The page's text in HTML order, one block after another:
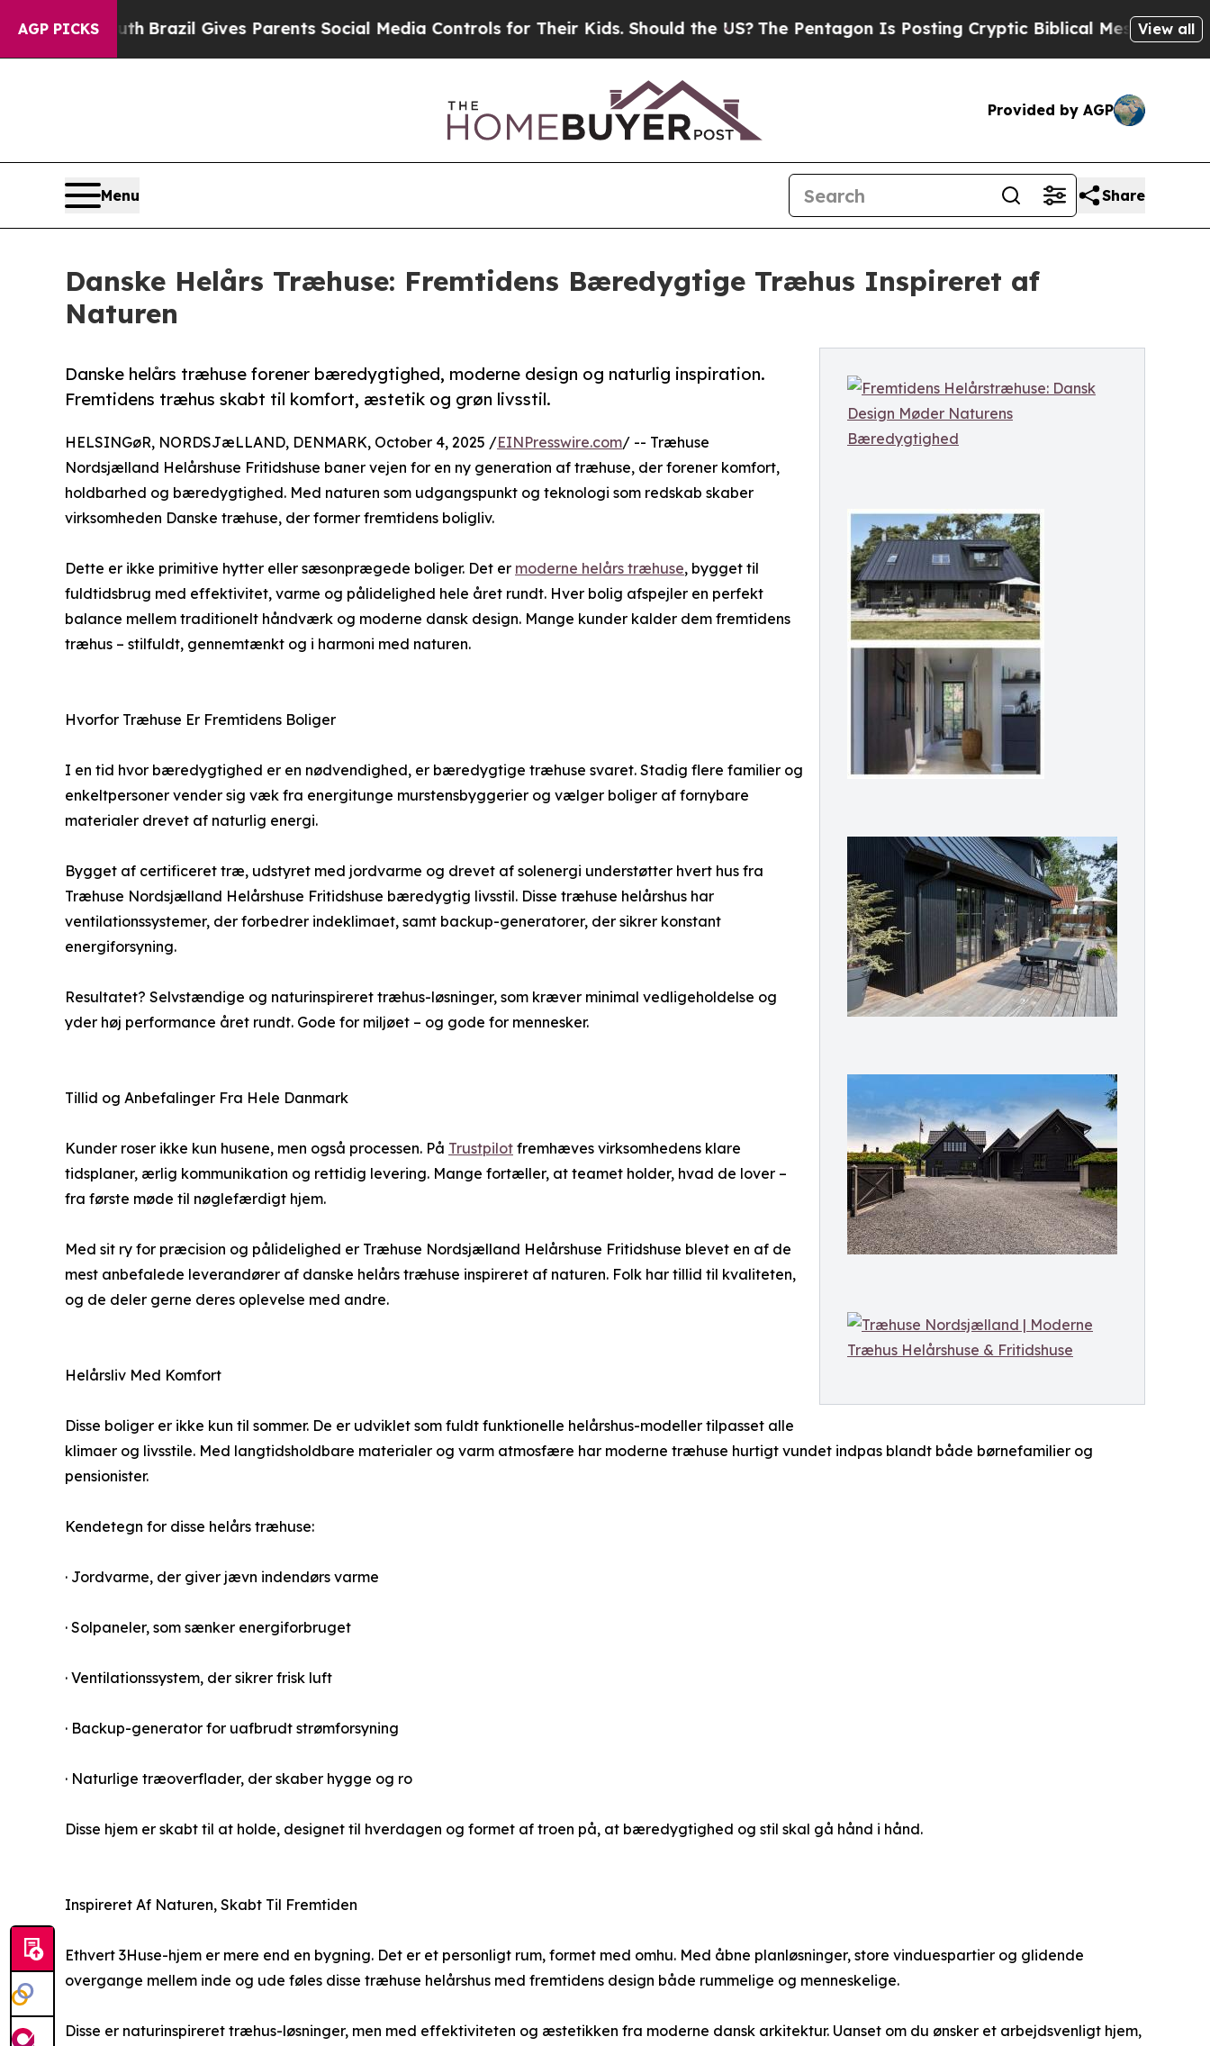
AGP PICKS
Brazil Gives Parents Social Media Controls for Their Kids. Should the US?The Pentagon Is Posting Cryptic Biblical Messages on Social Media
View all
Provided by AGP
Menu Share
Danske Helårs Træhuse: Fremtidens Bæredygtige Træhus Inspireret af
Naturen
Danske helårs træhuse forener bæredygtighed, moderne design og naturlig inspiration.
Fremtidens træhus skabt til komfort, æstetik og grøn livsstil.
HELSINGøR, NORDSJæLLAND, DENMARK, October 4, 2025 /EINPresswire.com/ -- Træhuse
Nordsjælland Helårshuse Fritidshuse baner vejen for en ny generation af træhuse, der forener komfort,
holdbarhed og bæredygtighed. Med naturen som udgangspunkt og teknologi som redskab skaber
virksomheden Danske træhuse, der former fremtidens boligliv.
Dette er ikke primitive hytter eller sæsonprægede boliger. Det er moderne helårs træhuse, bygget til
fuldtidsbrug med effektivitet, varme og pålidelighed hele året rundt. Hver bolig afspejler en perfekt
balance mellem traditionelt håndværk og moderne dansk design. Mange kunder kalder dem fremtidens
træhus – stilfuldt, gennemtænkt og i harmoni med naturen.
Hvorfor Træhuse Er Fremtidens Boliger
I en tid hvor bæredygtighed er en nødvendighed, er bæredygtige træhuse svaret. Stadig flere familier og
enkeltpersoner vender sig væk fra energitunge murstensbyggerier og vælger boliger af fornybare
materialer drevet af naturlig energi.
Bygget af certificeret træ, udstyret med jordvarme og drevet af solenergi understøtter hvert hus fra
Træhuse Nordsjælland Helårshuse Fritidshuse bæredygtig livsstil. Disse træhuse helårshus har
ventilationssystemer, der forbedrer indeklimaet, samt backup-generatorer, der sikrer konstant
energiforsyning.
Resultatet? Selvstændige og naturinspireret træhus-løsninger, som kræver minimal vedligeholdelse og
yder høj performance året rundt. Gode for miljøet – og gode for mennesker.
Tillid og Anbefalinger Fra Hele Danmark
Kunder roser ikke kun husene, men også processen. På Trustpilot fremhæves virksomhedens klare
tidsplaner, ærlig kommunikation og rettidig levering. Mange fortæller, at teamet holder, hvad de lover –
fra første møde til nøglefærdigt hjem.
Med sit ry for præcision og pålidelighed er Træhuse Nordsjælland Helårshuse Fritidshuse blevet en af de
mest anbefalede leverandører af danske helårs træhuse inspireret af naturen. Folk har tillid til kvaliteten,
og de deler gerne deres oplevelse med andre.
Helårsliv Med Komfort
Disse boliger er ikke kun til sommer. De er udviklet som fuldt funktionelle helårshus-modeller tilpasset alle
klimaer og livsstile. Med langtidsholdbare materialer og varm atmosfære har moderne træhuse hurtigt vundet indpas blandt både børnefamilier og
pensionister.
Kendetegn for disse helårs træhuse:
· Jordvarme, der giver jævn indendørs varme
· Solpaneler, som sænker energiforbruget
· Ventilationssystem, der sikrer frisk luft
· Backup-generator for uafbrudt strømforsyning
· Naturlige træoverflader, der skaber hygge og ro
Disse hjem er skabt til at holde, designet til hverdagen og formet af troen på, at bæredygtighed og stil skal gå hånd i hånd.
Inspireret Af Naturen, Skabt Til Fremtiden
Ethvert 3Huse-hjem er mere end en bygning. Det er et personligt rum, formet med omhu. Med åbne planløsninger, store vinduespartier og glidende
overgange mellem inde og ude føles disse træhuse helårshus med fremtidens design både rummelige og menneskelige.
Disse er naturinspireret træhus-løsninger, men med effektiviteten og æstetikken fra moderne dansk arkitektur. Uanset om du ønsker et arbejdsvenligt hjem,